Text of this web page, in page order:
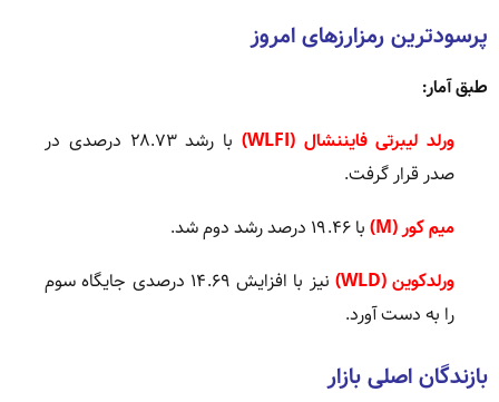
پرسودترین رمزارزهای امروز
طبق آمار:
ورلد لیبرتی فایننشال (WLFI)
با رشد ۲۸.۷۳ درصدی در
صدر قرار گرفت.
میم کور (M)
با ۱۹.۴۶ درصد رشد دوم شد.
ورلدکوین (WLD)
نیز با افزایش ۱۴.۶۹ درصدی جایگاه سوم
را به دست آورد.
بازندگان اصلی بازار